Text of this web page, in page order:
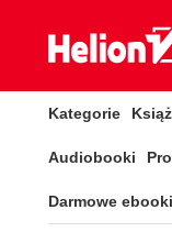
Kategorie
Audiobooki
Darmowe ebooki